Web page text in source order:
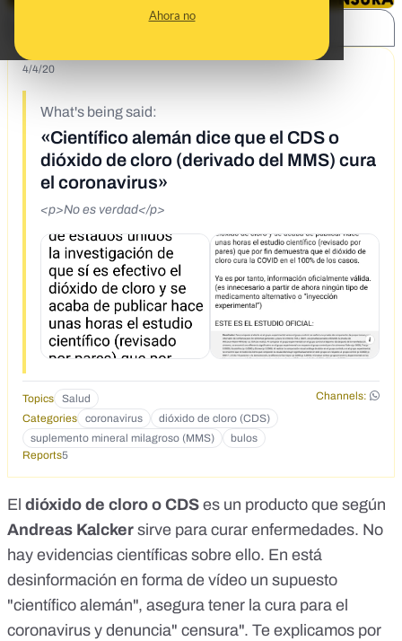
Ahora no
4/4/20
What's being said:
«Científico alemán dice que el CDS o
dióxido de cloro (derivado del MMS) cura
el coronavirus»
<p>No es verdad</p>
Topics Salud
Channels:
Categories
coronavirus
dióxido de cloro (CDS)
suplemento mineral milagroso (MMS)
bulos
Reports5
El dióxido de cloro o CDS es un producto que según
Andreas Kalcker sirve para curar enfermedades. No
hay evidencias científicas sobre ello. En está
desinformación en forma de vídeo un supuesto
"científico alemán", asegura tener la cura para el
coronavirus y denuncia" censura". Te explicamos por